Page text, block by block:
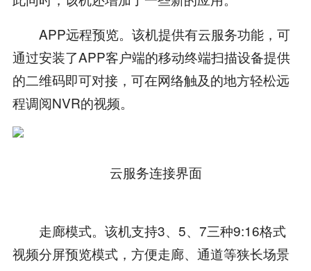
APP远程预览。该机提供有云服务功能，可
通过安装了APP客户端的移动终端扫描设备提供
的二维码即可对接，可在网络触及的地方轻松远
程调阅NVR的视频。
云服务连接界面
走廊模式。该机支持3、5、7三种9:16格式
视频分屏预览模式，方便走廊、通道等狭长场景